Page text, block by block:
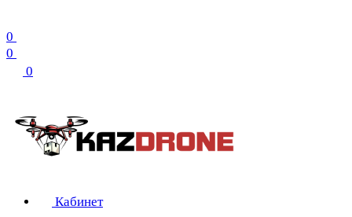
0
0
0
Кабинет